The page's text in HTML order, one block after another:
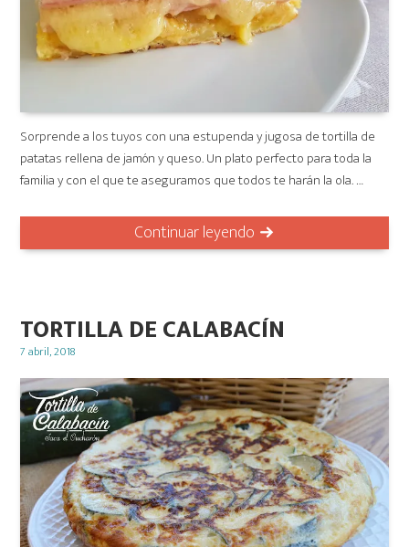
Sorprende a los tuyos con una estupenda y jugosa de tortilla de
patatas rellena de jamón y queso. Un plato perfecto para toda la
familia y con el que te aseguramos que todos te harán la ola. …
Continuar leyendo
TORTILLA DE CALABACÍN
Posted
7 abril, 2018